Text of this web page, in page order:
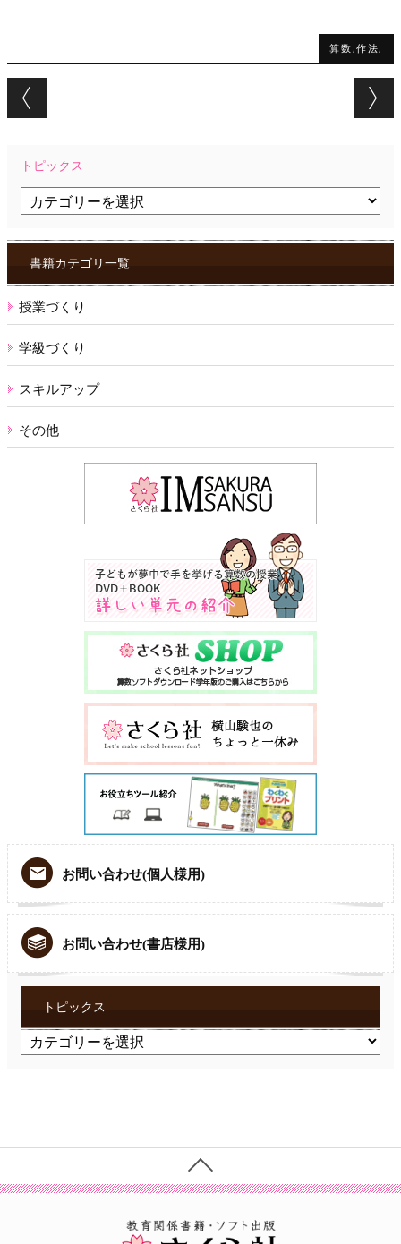
算数,作法,
Post navigation
トピックス
ク
ス書籍カテゴリ一覧
授業づくり
学級づくり
スキルアップ
その他
お問い合わせ(個人様用)
お問い合わせ(書店様用)
トピックス
ト